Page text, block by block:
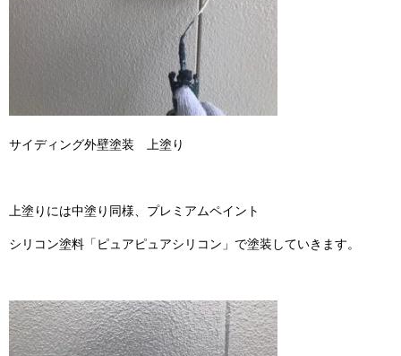
サイディング外壁塗装 上塗り
上塗りには中塗り同様、プレミアムペイント
シリコン塗料「ピュアピュアシリコン」で塗装していきます。